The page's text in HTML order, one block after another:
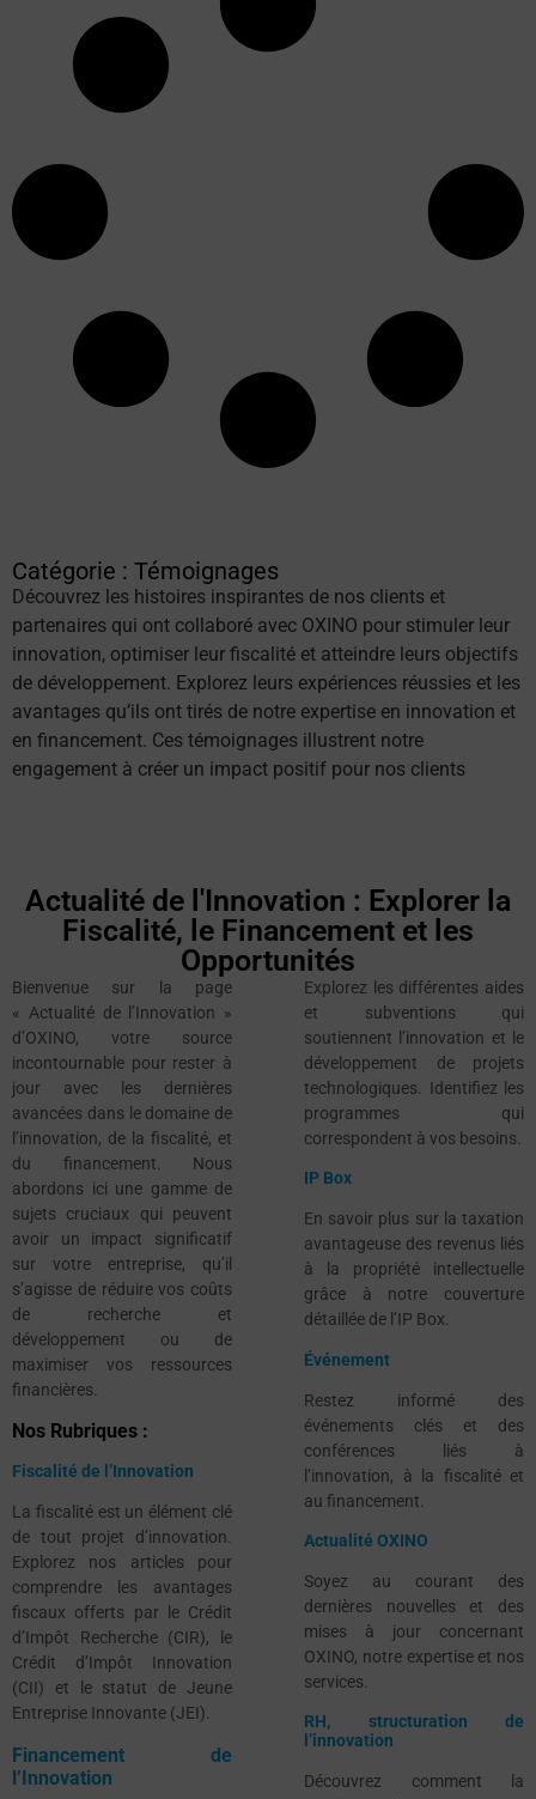
Catégorie : Témoignages
Découvrez les histoires inspirantes de nos clients et
partenaires qui ont collaboré avec OXINO pour stimuler leur
innovation, optimiser leur fiscalité et atteindre leurs objectifs
de développement. Explorez leurs expériences réussies et les
avantages qu’ils ont tirés de notre expertise en innovation et
en financement. Ces témoignages illustrent notre
engagement à créer un impact positif pour nos clients
Actualité de l'Innovation : Explorer la
Fiscalité, le Financement et les
Opportunités
Bienvenue sur la page
« Actualité de l’Innovation »
d’OXINO, votre source
incontournable pour rester à
jour avec les dernières
avancées dans le domaine de
l’innovation, de la fiscalité, et
du financement. Nous
abordons ici une gamme de
sujets cruciaux qui peuvent
avoir un impact significatif
sur votre entreprise, qu’il
s’agisse de réduire vos coûts
de recherche et
développement ou de
maximiser vos ressources
financières.
Nos Rubriques :
Fiscalité de l’Innovation
La fiscalité est un élément clé
de tout projet d’innovation.
Explorez nos articles pour
comprendre les avantages
fiscaux offerts par le Crédit
d’Impôt Recherche (CIR), le
Crédit d’Impôt Innovation
(CII) et le statut de Jeune
Entreprise Innovante (JEI).
Financement de
l’Innovation
Explorez les différentes aides
et subventions qui
soutiennent l’innovation et le
développement de projets
technologiques. Identifiez les
programmes qui
correspondent à vos besoins.
IP Box
En savoir plus sur la taxation
avantageuse des revenus liés
à la propriété intellectuelle
grâce à notre couverture
détaillée de l’IP Box.
Événement
Restez informé des
événements clés et des
conférences liés à
l’innovation, à la fiscalité et
au financement.
Actualité OXINO
Soyez au courant des
dernières nouvelles et des
mises à jour concernant
OXINO, notre expertise et nos
services.
RH, structuration de
l’innovation
Découvrez comment la